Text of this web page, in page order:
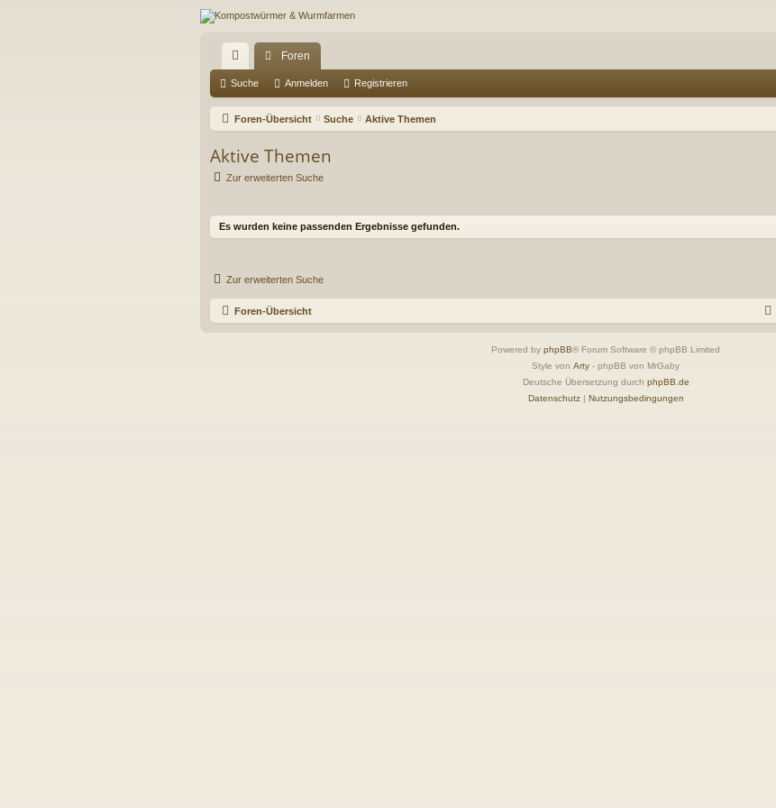
ch
ne
ug
Foren
Suche Anmelden Registrieren
Foren-Übersicht Suche Aktive Themen
Aktive Themen
Zur erweiterten Suche
Es wurden keine passenden Ergebnisse gefunden.
Zur erweiterten Suche
Foren-Übersicht
Powered by phpBB® Forum Software © phpBB Limited
Style von Arty - phpBB von MrGaby
Deutsche Übersetzung durch phpBB.de
Datenschutz| Nutzungsbedingungen